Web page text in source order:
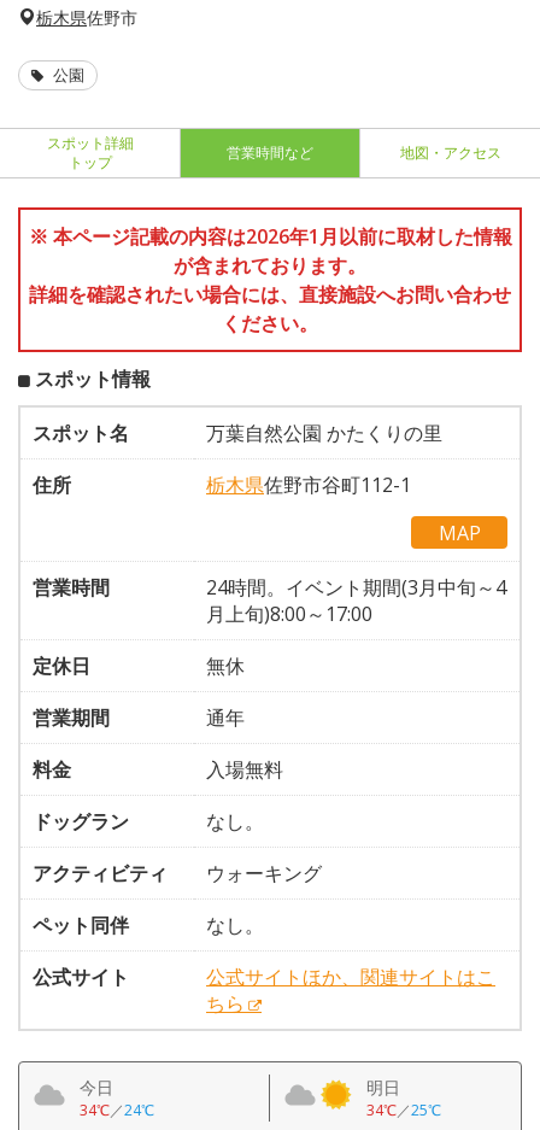
栃木県佐野市
公園
スポット詳細
トップ
営業時間など 地図・アクセス
※ 本ページ記載の内容は2026年1月以前に取材した情報
が含まれております。
詳細を確認されたい場合には、直接施設へお問い合わせ
ください。
スポット情報
スポット名
万葉自然公園 かたくりの里
住所
栃木県佐野市谷町112-1
MAP
営業時間
24時間。イベント期間(3月中旬～4
月上旬)8:00～17:00
定休日
無休
営業期間
通年
料金
入場無料
ドッグラン
なし。
アクティビティ
ウォーキング
ペット同伴
なし。
公式サイト
公式サイトほか、関連サイトはこ
ちら
今日
34℃／24℃
明日
34℃／25℃